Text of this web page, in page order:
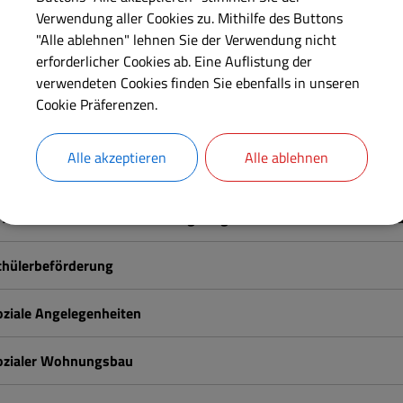
Jugend & Familie
Sicherheit & Ordnung / Jagdrecht / Gewerberecht /
Angelegenheiten
Wohnungsbau
Verwendung aller Cookies zu. Mithilfe des Buttons
"Alle ablehnen" lehnen Sie der Verwendung nicht
erforderlicher Cookies ab. Eine Auflistung der
verwendeten Cookies finden Sie ebenfalls in unseren
Cookie Präferenzen.
Alle akzeptieren Alle ablehnen